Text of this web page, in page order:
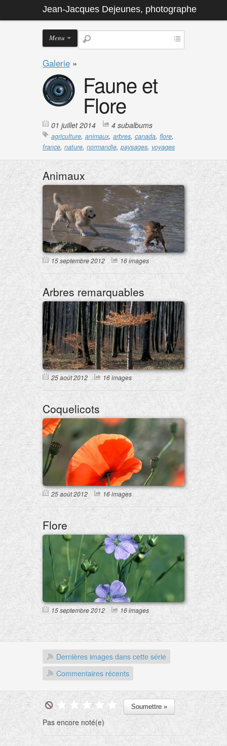
Jean-Jacques Dejeunes, photographe
Menu
Galerie »
Faune et
Flore
01 juillet 2014 4 subalbums
agriculture, animaux, arbres, canada, flore,
france, nature, normandie, paysages, voyages
Animaux
15 septembre 2012 16 images
Arbres remarquables
25 août 2012 16 images
Coquelicots
25 août 2012 16 images
Flore
15 septembre 2012 16 images
Dernières images dans cette série
Commentaires récents
Pas encore noté(e)